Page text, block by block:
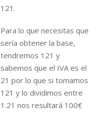
121.
Para lo que necesitas que
sería obtener la base,
tendremos 121 y
sabemos que el IVA es el
21 por lo que si tomamos
121 y lo dividimos entre
1.21 nos resultará 100€